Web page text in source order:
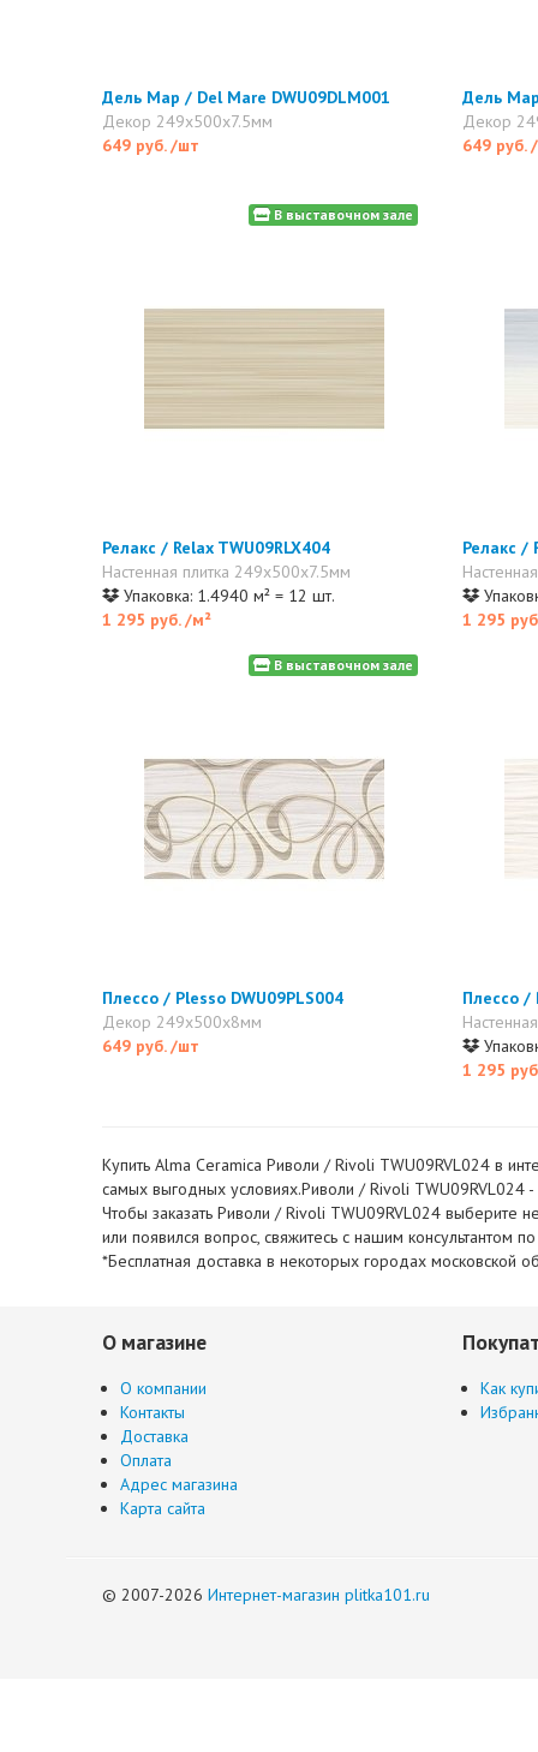
Дель Мар / Del Mare DWU09DLM001
Декор 249x500x7.5мм
649 руб./шт
Дель
Декор
649 руб.
В выставочном зале
Релакс / Relax TWU09RLX404
Настенная плитка 249x500x7.5мм
Упаковка: 1.4940 м² = 12 шт.
1 295 руб./м²
Релакс /
1 295
В выставочном зале
Плессо / Plesso DWU09PLS004
Декор 249x500x8мм
649 руб./шт
Плессо /
1 295
Купить Alma Ceramica Риволи / Rivoli TWU09RVL024 в
самых выгодных условиях.Риволи / Rivoli TWU09RVL024
Чтобы заказать Риволи / Rivoli TWU09RVL024 выберите
или появился вопрос, свяжитесь с нашим консультантом
*Бесплатная доставка в некоторых городах московской
О магазине
О компании
Контакты
Доставка
Оплата
Адрес магазина
Карта сайта
Как
© 2007-2026 Интернет-магазин plitka101.ru